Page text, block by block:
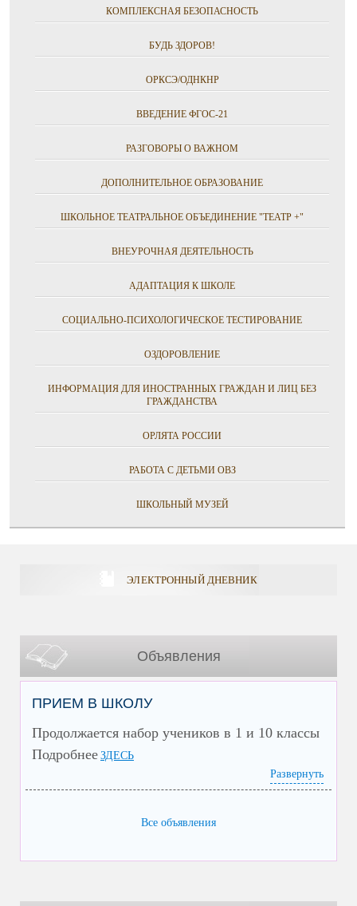
КОМПЛЕКСНАЯ БЕЗОПАСНОСТЬ
БУДЬ ЗДОРОВ!
ОРКСЭ/ОДНКНР
ВВЕДЕНИЕ ФГОС-21
РАЗГОВОРЫ О ВАЖНОМ
ДОПОЛНИТЕЛЬНОЕ ОБРАЗОВАНИЕ
ШКОЛЬНОЕ ТЕАТРАЛЬНОЕ ОБЪЕДИНЕНИЕ "ТЕАТР +"
ВНЕУРОЧНАЯ ДЕЯТЕЛЬНОСТЬ
АДАПТАЦИЯ К ШКОЛЕ
СОЦИАЛЬНО-ПСИХОЛОГИЧЕСКОЕ ТЕСТИРОВАНИЕ
ОЗДОРОВЛЕНИЕ
ИНФОРМАЦИЯ ДЛЯ ИНОСТРАННЫХ ГРАЖДАН И ЛИЦ БЕЗ
ГРАЖДАНСТВА
ОРЛЯТА РОССИИ
РАБОТА С ДЕТЬМИ ОВЗ
ШКОЛЬНЫЙ МУЗЕЙ
ЭЛЕКТРОННЫЙ ДНЕВНИК
Объявления
ПРИЕМ В ШКОЛУ
Продолжается набор учеников в 1 и 10 классы
Подробнее ЗДЕСЬ
Развернуть
Все объявления